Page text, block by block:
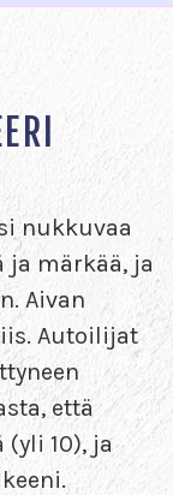
nukkuvaa
ja märkää, ja
Aivan
Autoilijat
että
10), ja